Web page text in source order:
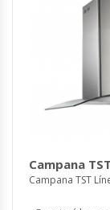
Campana
Campana TST